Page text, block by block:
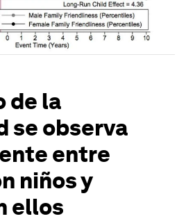
de la
se observa
entre
niños y
ellos